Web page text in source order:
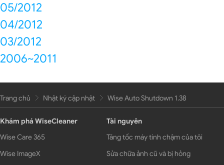
05/2012
04/2012
03/2012
2006~2011
Trang chủ Nhật ký cập nhật Wise Auto Shutdown 1.38
Khám phá WiseCleaner
Wise Care 365
Wise ImageX
Tài nguyên
Tăng tốc máy tính chậm của tôi
Sửa chữa ảnh cũ và bị hỏng